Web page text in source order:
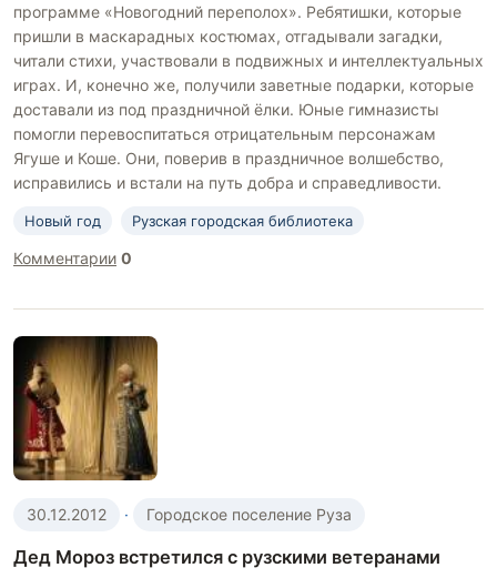
программе «Новогодний переполох». Ребятишки, которые
пришли в маскарадных костюмах, отгадывали загадки,
читали стихи, участвовали в подвижных и интеллектуальных
играх. И, конечно же, получили заветные подарки, которые
доставали из под праздничной ёлки. Юные гимназисты
помогли перевоспитаться отрицательным персонажам
Ягуше и Коше. Они, поверив в праздничное волшебство,
исправились и встали на путь добра и справедливости.
Новый год Рузская городская библиотека
Комментарии 0
30.12.2012 · Городское поселение Руза
Дед Мороз встретился с рузскими ветеранами